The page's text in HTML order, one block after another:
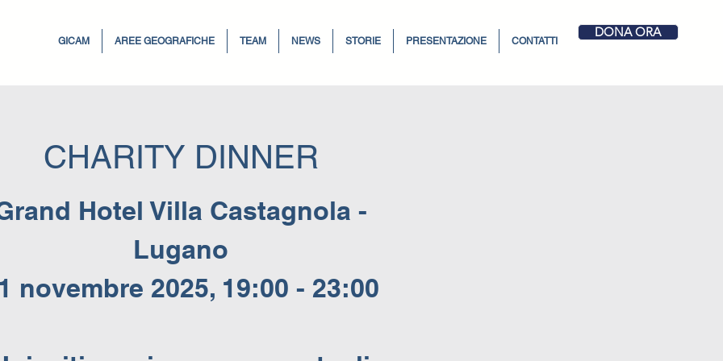
GICAM AREE GEOGRAFICHE TEAM NEWS STORIE PRESENTAZIONE CONTATTI
DONA ORA
CHARITY DINNER
Hotel Villa Castagnola -
Lugano
novembre 2025, 19:00 - 23:00